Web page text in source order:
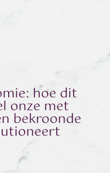
hoe dit
onze met
bekroonde